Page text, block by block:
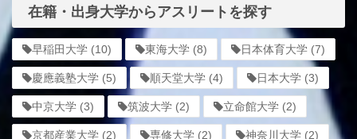
在籍・出身大学からアスリートを探す
早稲田大学 (10) 東海大学 (8) 日本体育大学 (7)
慶應義塾大学 (5) 順天堂大学 (4) 日本大学 (3)
中京大学 (3) 筑波大学 (2) 立命館大学 (2)
京都産業大学 (2) 専修大学 (2) 神奈川大学 (2)